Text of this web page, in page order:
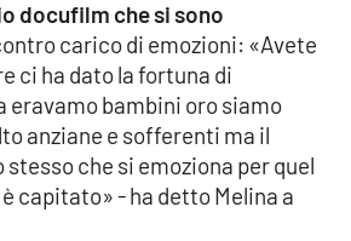
docufilm che si sono
carico di emozioni: «Avete
ci ha dato la fortuna di
eravamo bambini oro siamo
anziane e sofferenti ma il
stesso che si emoziona per quel
capitato» - ha detto Melina a